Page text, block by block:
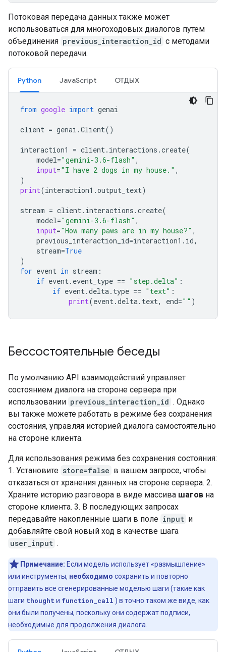
Потоковая передача данных также может
использоваться для многоходовых диалогов путем
объединения previous_interaction_id с методами
потоковой передачи.
Python JavaScript ОТДЫХ
from google import genai
client = genai .Client()
interaction1 = client. interactions .create(
model="gemini-3.6-flash" ,
input="I have 2 dogs in my house." ,
)
print(interaction1 .output_text)
stream = client. interactions .create(
model="gemini-3.6-flash" ,
input="How many paws are in my house?" ,
previous_interaction_id=interaction1 . id,
stream=True
)
for event in stream :
if event. event_type == "step.delta" :
if event.delta. type == "text" :
print(event.delta. text, end="" )
Бессостоятельные беседы
По умолчанию API взаимодействий управляет
состоянием диалога на стороне сервера при
использовании previous_interaction_id . Однако
вы также можете работать в режиме без сохранения
состояния, управляя историей диалога самостоятельно
на стороне клиента.
Для использования режима без сохранения состояния:
1. Установите store=false в вашем запросе, чтобы
отказаться от хранения данных на стороне сервера. 2.
Храните историю разговора в виде массива шагов на
стороне клиента. 3. В последующих запросах
передавайте накопленные шаги в поле input и
добавляйте свой новый ход в качестве шага
user_input .
Примечание: Если модель использует «размышление»
или инструменты, необходимо сохранить и повторно
отправить все сгенерированные моделью шаги (такие как
шаги thought и function_call ) в точно таком же виде, как
они были получены, поскольку они содержат подписи,
необходимые для продолжения диалога.